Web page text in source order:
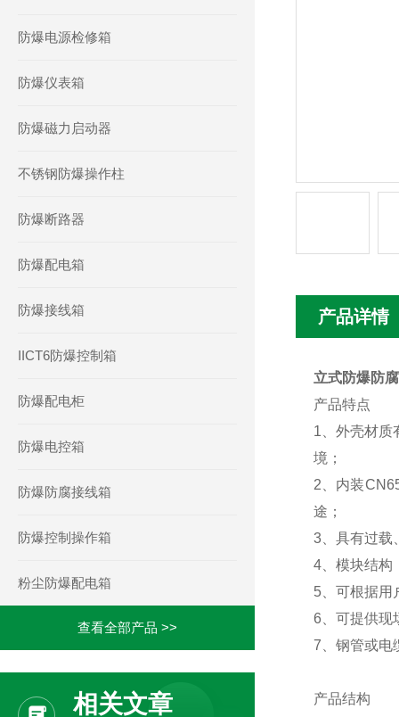
防爆电源检修箱
防爆仪表箱
防爆磁力启动器
不锈钢防爆操作柱
防爆断路器
防爆配电箱
防爆接线箱
IICT6防爆控制箱
防爆配电柜
防爆电控箱
防爆防腐接线箱
防爆控制操作箱
粉尘防爆配电箱
查看全部产品 >>
相关文章
产品详情
立式防爆防
产品特点
1、外壳材质
境；
2、内装
途；
3、具有过载
4、模块结构
5、可根据用
6、可提供现
7、钢管或电
产品结构